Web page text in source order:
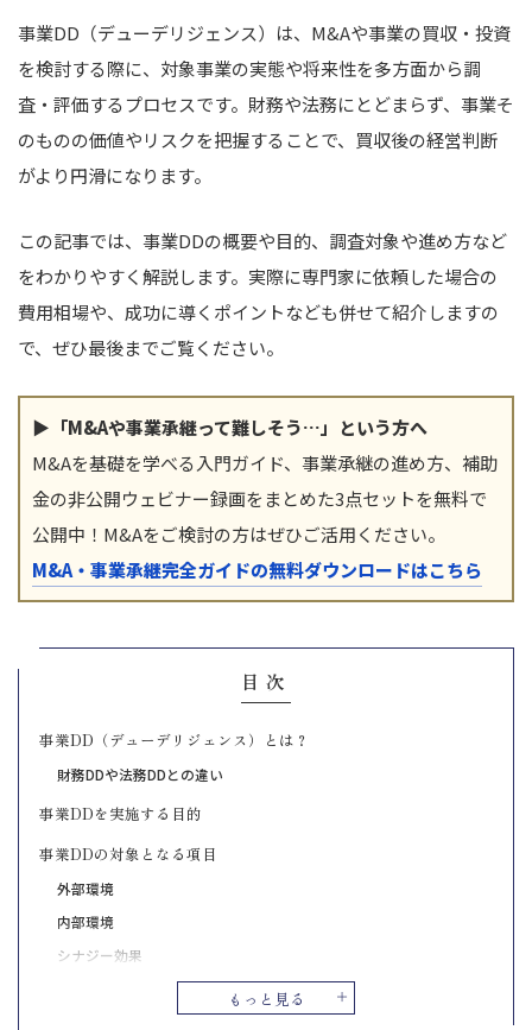
事業DD（デューデリジェンス）は、M&Aや事業の買収・投資
を検討する際に、対象事業の実態や将来性を多方面から調
査・評価するプロセスです。財務や法務にとどまらず、事業そ
のものの価値やリスクを把握することで、買収後の経営判断
がより円滑になります。
この記事では、事業DDの概要や目的、調査対象や進め方など
をわかりやすく解説します。実際に専門家に依頼した場合の
費用相場や、成功に導くポイントなども併せて紹介しますの
で、ぜひ最後までご覧ください。
▶「M&Aや事業承継って難しそう…」という方へ
M&Aを基礎を学べる入門ガイド、事業承継の進め方、補助
金の非公開ウェビナー録画をまとめた3点セットを無料で
公開中！M&Aをご検討の方はぜひご活用ください。
M&A・事業承継完全ガイドの無料ダウンロードはこちら
目次
もっと見る
事業DD（デューデリジェンス）とは？
財務DDや法務DDとの違い
事業DDを実施する目的
事業DDの対象となる項目
外部環境
内部環境
シナジー効果